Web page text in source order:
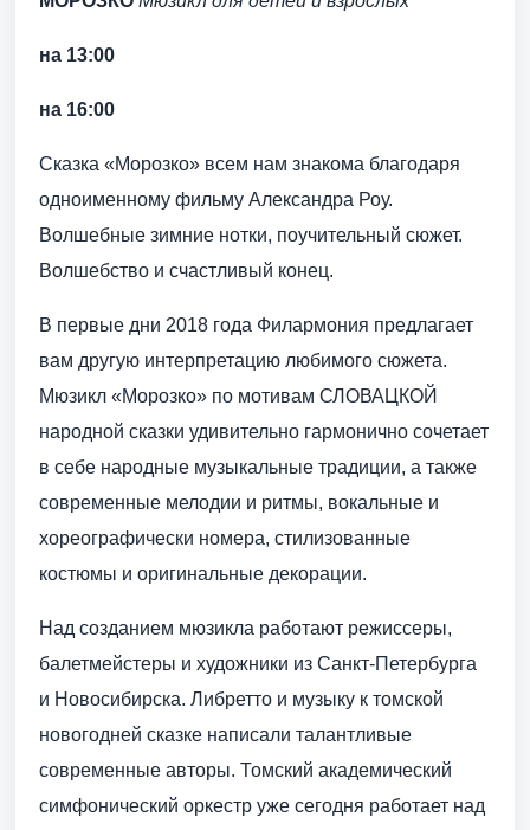
на 13:00
на 16:00
Сказка «Морозко» всем нам знакома благодаря
одноименному фильму Александра Роу.
Волшебные зимние нотки, поучительный сюжет.
Волшебство и счастливый конец.
В первые дни 2018 года Филармония предлагает
вам другую интерпретацию любимого сюжета.
Мюзикл «Морозко» по мотивам СЛОВАЦКОЙ
народной сказки удивительно гармонично сочетает
в себе народные музыкальные традиции, а также
современные мелодии и ритмы, вокальные и
хореографически номера, стилизованные
костюмы и оригинальные декорации.
Над созданием мюзикла работают режиссеры,
балетмейстеры и художники из Санкт-Петербурга
и Новосибирска. Либретто и музыку к томской
новогодней сказке написали талантливые
современные авторы. Томский академический
симфонический оркестр уже сегодня работает над